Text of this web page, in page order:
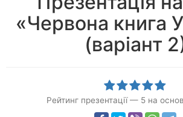
«Червона книга
(варіант
Рейтинг презентації — 5 на